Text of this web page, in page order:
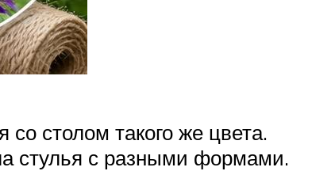
столом такого же цвета.
стулья с разными формами.